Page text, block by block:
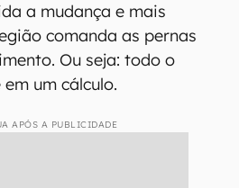
a mudança e mais
comanda as pernas
Ou seja: todo o
um cálculo.
APÓS A PUBLICIDADE